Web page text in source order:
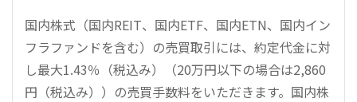
国内株式（国内REIT、国内ETF、国内ETN、国内イン
フラファンドを含む）の売買取引には、約定代金に対
し最大1.43％（税込み）（20万円以下の場合は2,860
円（税込み））の売買手数料をいただきます。国内株